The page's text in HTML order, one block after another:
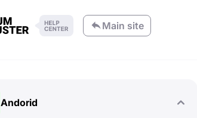
Main site
Andorid